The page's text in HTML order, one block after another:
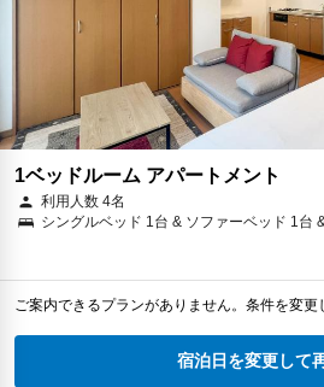
1ベッドルーム アパートメント
利用人数 4名
シングルベッド 1台 & ソファーベッド 1台
ご案内できるプランがありません。条件を変更
宿泊日を変更して